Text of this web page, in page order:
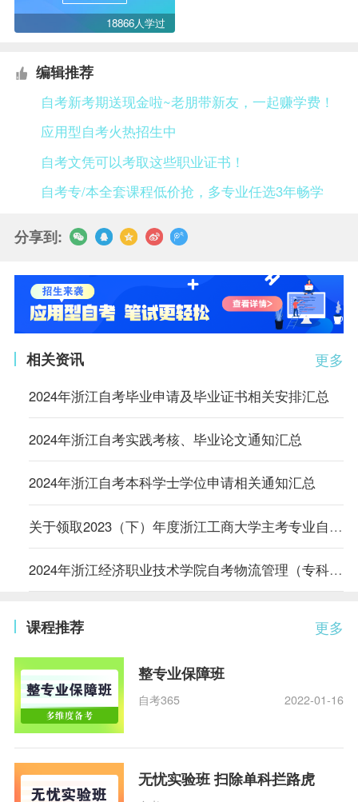
18866人学过
编辑推荐
自考新考期送现金啦~老朋带新友，一起赚学费！
应用型自考火热招生中
自考文凭可以考取这些职业证书！
自考专/本全套课程低价抢，多专业任选3年畅学
分享到:
更多
相关资讯
2024年浙江自考毕业申请及毕业证书相关安排汇总
2024年浙江自考实践考核、毕业论文通知汇总
2024年浙江自考本科学士学位申请相关通知汇总
关于领取2023（下）年度浙江工商大学主考专业自考学位证书的通知
2024年浙江经济职业技术学院自考物流管理（专科）专业实践环节考核通知
更多
课程推荐
整专业保障班
自考365 2022-01-16
无忧实验班 扫除单科拦路虎